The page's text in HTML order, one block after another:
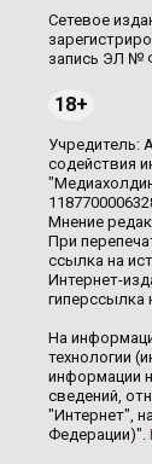
Сетевое
запись ЭЛ №
18+
Учредитель:
содействия
Мнение
При
ссылка на
Интернет-
гиперссылка
На
технологии
информации
сведений,
"Интернет",
Федерации)".